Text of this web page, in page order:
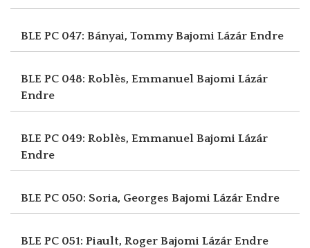
BLE PC 047: Bányai, TommyBajomi Lázár Endre
BLE PC 048: Roblès, Emmanuel Bajomi Lázár
Endre
BLE PC 049: Roblès, Emmanuel Bajomi Lázár
Endre
BLE PC 050: Soria, Georges Bajomi Lázár Endre
BLE PC 051: Piault, Roger Bajomi Lázár Endre